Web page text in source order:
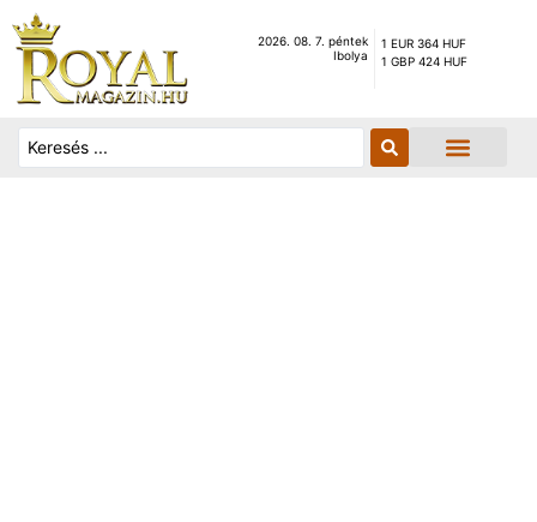
2026. 08. 7. péntek
Ibolya
1 EUR 364 HUF
1 GBP 424 HUF